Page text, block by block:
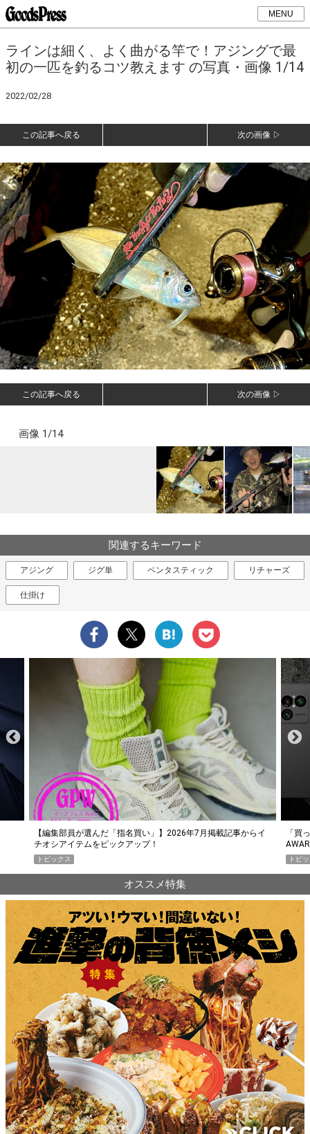
MENU
ラインは細く、よく曲がる竿で！アジングで最
初の一匹を釣るコツ教えます の写真・画像 1/14
2022/02/28
この記事へ戻る 次の画像 ▷
この記事へ戻る 次の画像 ▷
画像 1/14
関連するキーワード
アジング ジグ単 ペンタスティック リチャーズ
仕掛け
「買って損なし」の極上スマホ5選【GoodsPress 2026上半期
AWARD】
トピックス
薄着
PR
オススメ特集